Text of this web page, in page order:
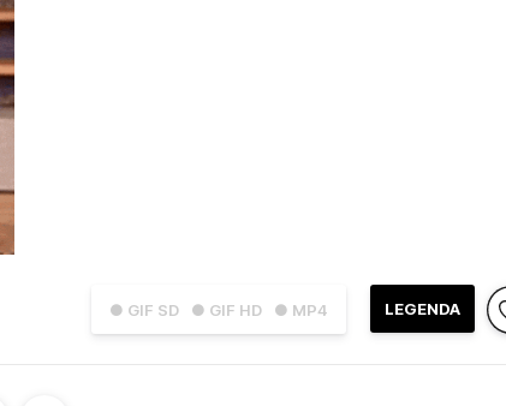
● GIF SD ● GIF HD ● MP4 LEGENDA